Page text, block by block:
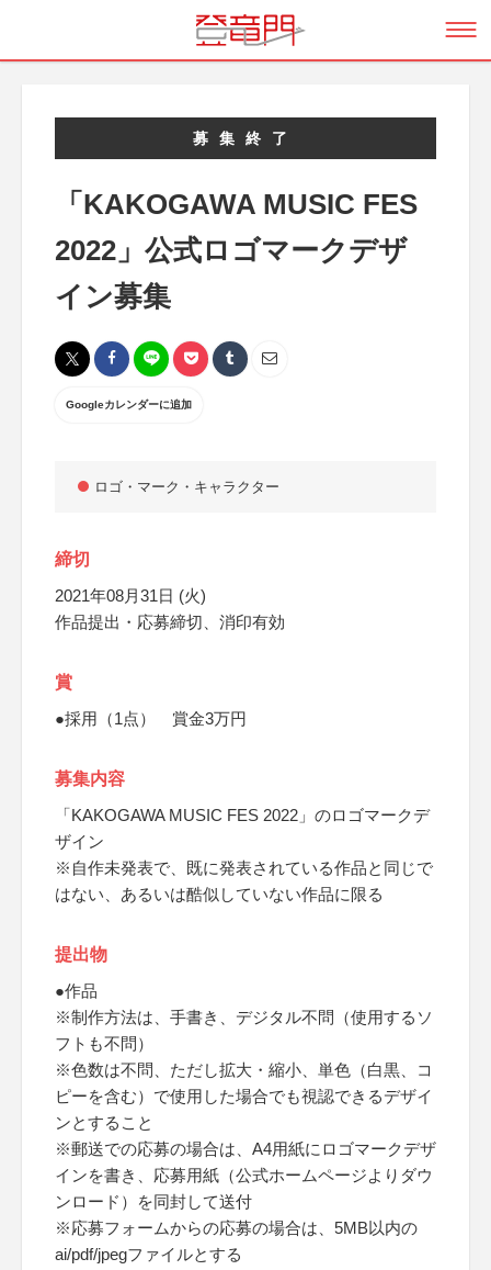
募集終了
「KAKOGAWA MUSIC FES
2022」公式ロゴマークデザ
イン募集
Googleカレンダーに追加
ロゴ・マーク・キャラクター
締切
2021年08月31日 (火)
作品提出・応募締切、消印有効
賞
●採用（1点） 賞金3万円
募集内容
「KAKOGAWA MUSIC FES 2022」のロゴマークデ
ザイン
※自作未発表で、既に発表されている作品と同じで
はない、あるいは酷似していない作品に限る
提出物
●作品
※制作方法は、手書き、デジタル不問（使用するソ
フトも不問）
※色数は不問、ただし拡大・縮小、単色（白黒、コ
ピーを含む）で使用した場合でも視認できるデザイ
ンとすること
※郵送での応募の場合は、A4用紙にロゴマークデザ
インを書き、応募用紙（公式ホームページよりダウ
ンロード）を同封して送付
※応募フォームからの応募の場合は、5MB以内の
ai/pdf/jpegファイルとする